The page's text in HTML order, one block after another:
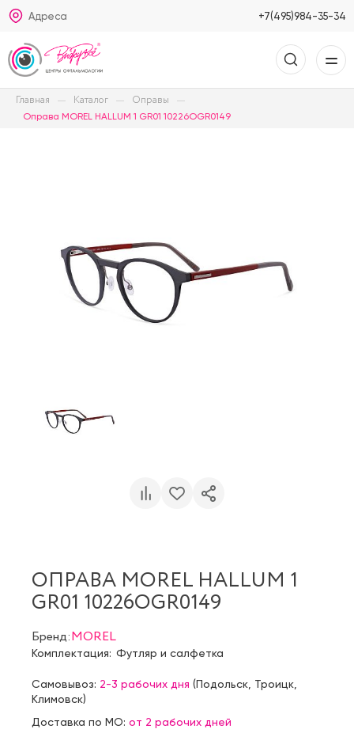
Адреса +7(495)984-35-34
Главная Каталог Оправы
Оправа MOREL HALLUM 1 GR01 10226OGR0149
ОПРАВА MOREL HALLUM 1
GR01 10226OGR0149
Бренд:MOREL
Комплектация: Футляр и салфетка
Самовывоз: 2-3 рабочих дня (Подольск Троицк
Климовск)
Доставка по МО: от 2 рабочих дней